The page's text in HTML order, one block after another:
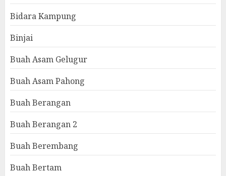
Bidara Kampung
Binjai
Buah Asam Gelugur
Buah Asam Pahong
Buah Berangan
Buah Berangan 2
Buah Berembang
Buah Bertam